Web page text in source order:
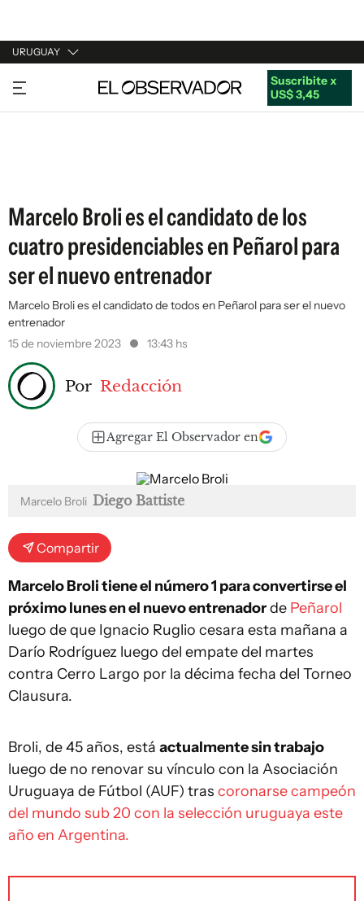
URUGUAY
URUGUAY
ARGENTINA
Suscribite x
US$ 3,45
Marcelo Broli es el candidato de los
cuatro presidenciables en Peñarol para
ser el nuevo entrenador
Marcelo Broli es el candidato de todos en Peñarol para ser el nuevo
entrenador
15 de noviembre 2023
13:43 hs
Por Redacción
Agregar El Observador en
Marcelo Broli Diego Battiste
Compartir
Marcelo Broli tiene el número 1 para convertirse el
próximo lunes en el nuevo entrenadorde Peñarol
luego de que Ignacio Ruglio cesara esta mañana a
Darío Rodríguez luego del empate del martes
contra Cerro Largo por la décima fecha del Torneo
Clausura.
Broli, de 45 años, está actualmente sin trabajo
luego de no renovar su vínculo con la Asociación
Uruguaya de Fútbol (AUF) tras coronarse campeón
del mundo sub 20 con la selección uruguaya este
año en Argentina.